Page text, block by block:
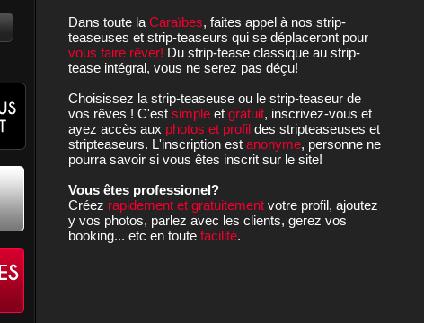
Dans toute la Caraïbes, faites appel à nos strip-
teaseuses et strip-teaseurs qui se déplaceront pour
vous faire rêver! Du strip-tease classique au strip-
tease intégral, vous ne serez pas déçu!
Choisissez la strip-teaseuse ou le strip-teaseur de
vos rêves ! C'est simpleet gratuit, inscrivez-vous et
ayez accès aux photos et profildes stripteaseuses et
stripteaseurs. L'inscription est anonyme, personne ne
pourra savoir si vous êtes inscrit sur le site!
Vous êtes professionel?
Créez rapidement et gratuitementvotre profil, ajoutez
y vos photos, parlez avec les clients, gerez vos
booking... etc en toute facilité.